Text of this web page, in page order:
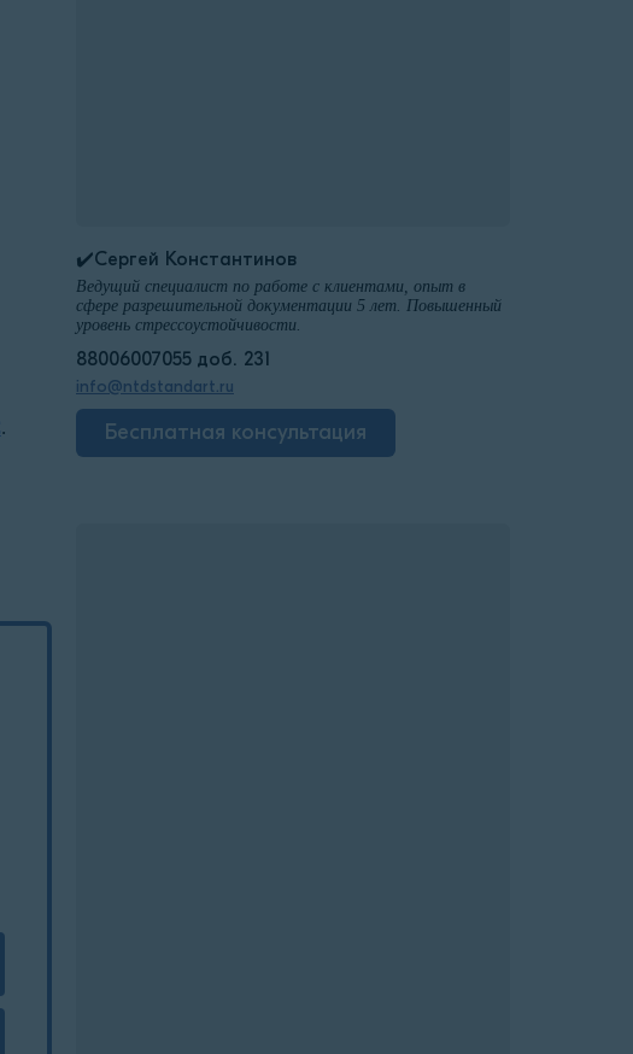
.
✔️Сергей Константинов
Ведущий специалист по работе с клиентами, опыт в
сфере разрешительной документации 5 лет. Повышенный
уровень стрессоустойчивости.
88006007055 доб. 231
info@ntdstandart.ru
Бесплатная консультация